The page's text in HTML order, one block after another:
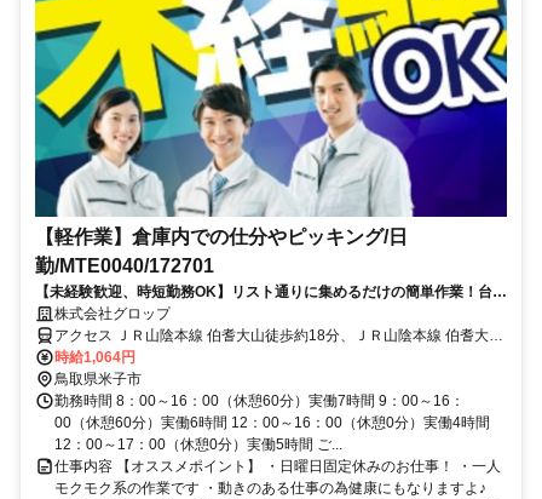
【軽作業】倉庫内での仕分やピッキング/日
勤/MTE0040/172701
【未経験歓迎、時短勤務OK】リスト通りに集めるだけの簡単作業！台車
を使うので体への負担も少ない◎
株式会社グロップ
アクセス ＪＲ山陰本線 伯耆大山徒歩約18分、ＪＲ山陰本線 伯耆大山
徒歩約18分、ＪＲ山陰本線 東山公園（鳥取県）徒歩約55分 米子駅か
ら車で約15分
時給1,064円
鳥取県米子市
勤務時間 8：00～16：00（休憩60分）実働7時間 9：00～16：
00（休憩60分）実働6時間 12：00～16：00（休憩0分）実働4時間
12：00～17：00（休憩0分）実働5時間 ご...
仕事内容 【オススメポイント】 ・日曜日固定休みのお仕事！ ・一人
モクモク系の作業です ・動きのある仕事の為健康にもなりますよ♪